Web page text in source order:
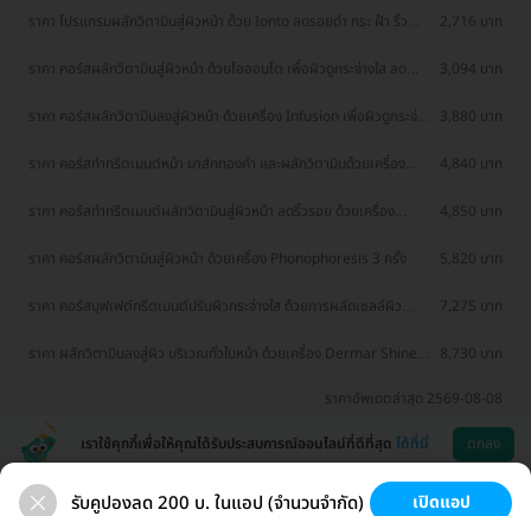
ราคา โปรแกรมผลักวิตามินสู่ผิวหน้า ด้วย Ionto ลดรอยดำ กระ ฝ้า ริ้ว
2,716 บาท
ราคา คอร์สผลักวิตามินสู่ผิวหน้า ด้วยไอออนโต เพื่อผิวดูกระจ่างใส ลด
3,094 บาท
ราคา คอร์สผลักวิตามินลงสู่ผิวหน้า ด้วยเครื่อง Infusion เพื่อผิวดูกระจ่าง
3,880 บาท
ราคา คอร์สทำทรีตเมนต์หน้า มาส์กทองคำ และผลักวิตามินด้วยเครื่อง
4,840 บาท
ราคา คอร์สทำทรีตเมนต์ผลักวิตามินสู่ผิวหน้า ลดริ้วรอย ด้วยเครื่อง
4,850 บาท
ราคา คอร์สผลักวิตามินสู่ผิวหน้า ด้วยเครื่อง Phonophoresis 3 ครั้ง 5,820 บาท
ราคา คอร์สบุฟเฟต์ทรีตเมนต์ปรับผิวกระจ่างใส ด้วยการผลัดเซลล์ผิว
7,275 บาท
ราคา ผลักวิตามินลงสู่ผิว บริเวณทั่วใบหน้า ด้วยเครื่อง Dermar Shine
8,730 บาท
ราคาอัพเดตล่าสุด 2569-08-08
เราใช้คุกกี้เพื่อให้คุณได้รับประสบการณ์ออนไลน์ที่ดีที่สุด ได้ที่นี่ ตกลง
รับคูปองลด 200 บ. ในแอป (จำนวนจำกัด) เปิดแอป